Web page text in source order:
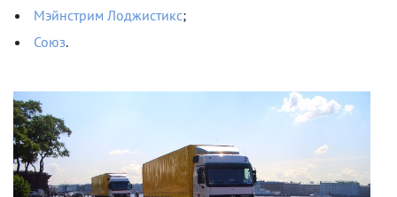
Мэйнстрим Лоджистикс;
Союз.